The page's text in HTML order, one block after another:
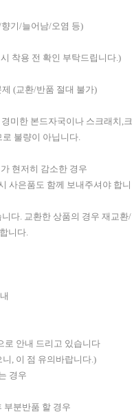
기/늘어남/오염 등)
착용 전 확인 부탁드립니다.)
(교환/반품 절대 불가)
미한 본드자국이나 스크래치,크
불량이 아닙니다.
현저히 감소한 경우
사은품도 함께 보내주셔야 합니
다. 교환한 상품의 경우 재교환/
니다.
로 안내 드리고 있습니다
, 이 점 유의바랍니다.)
경우
부분반품 할 경우